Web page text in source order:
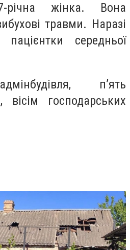
річна жінка. Вона
травми. Наразі
середньої
пʼять
вісім господарських